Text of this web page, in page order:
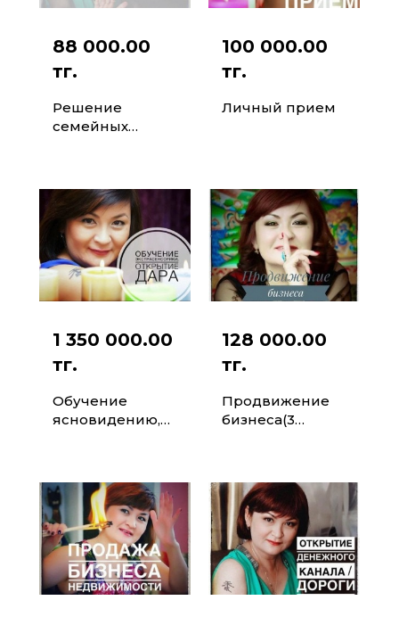
88 000.00
тг.
Решение
семейных
100 000.00
тг.
Личный прием
1 350 000.00
тг.
Обучение
ясновидению,
128 000.00
тг.
Продвижение
бизнеса(3